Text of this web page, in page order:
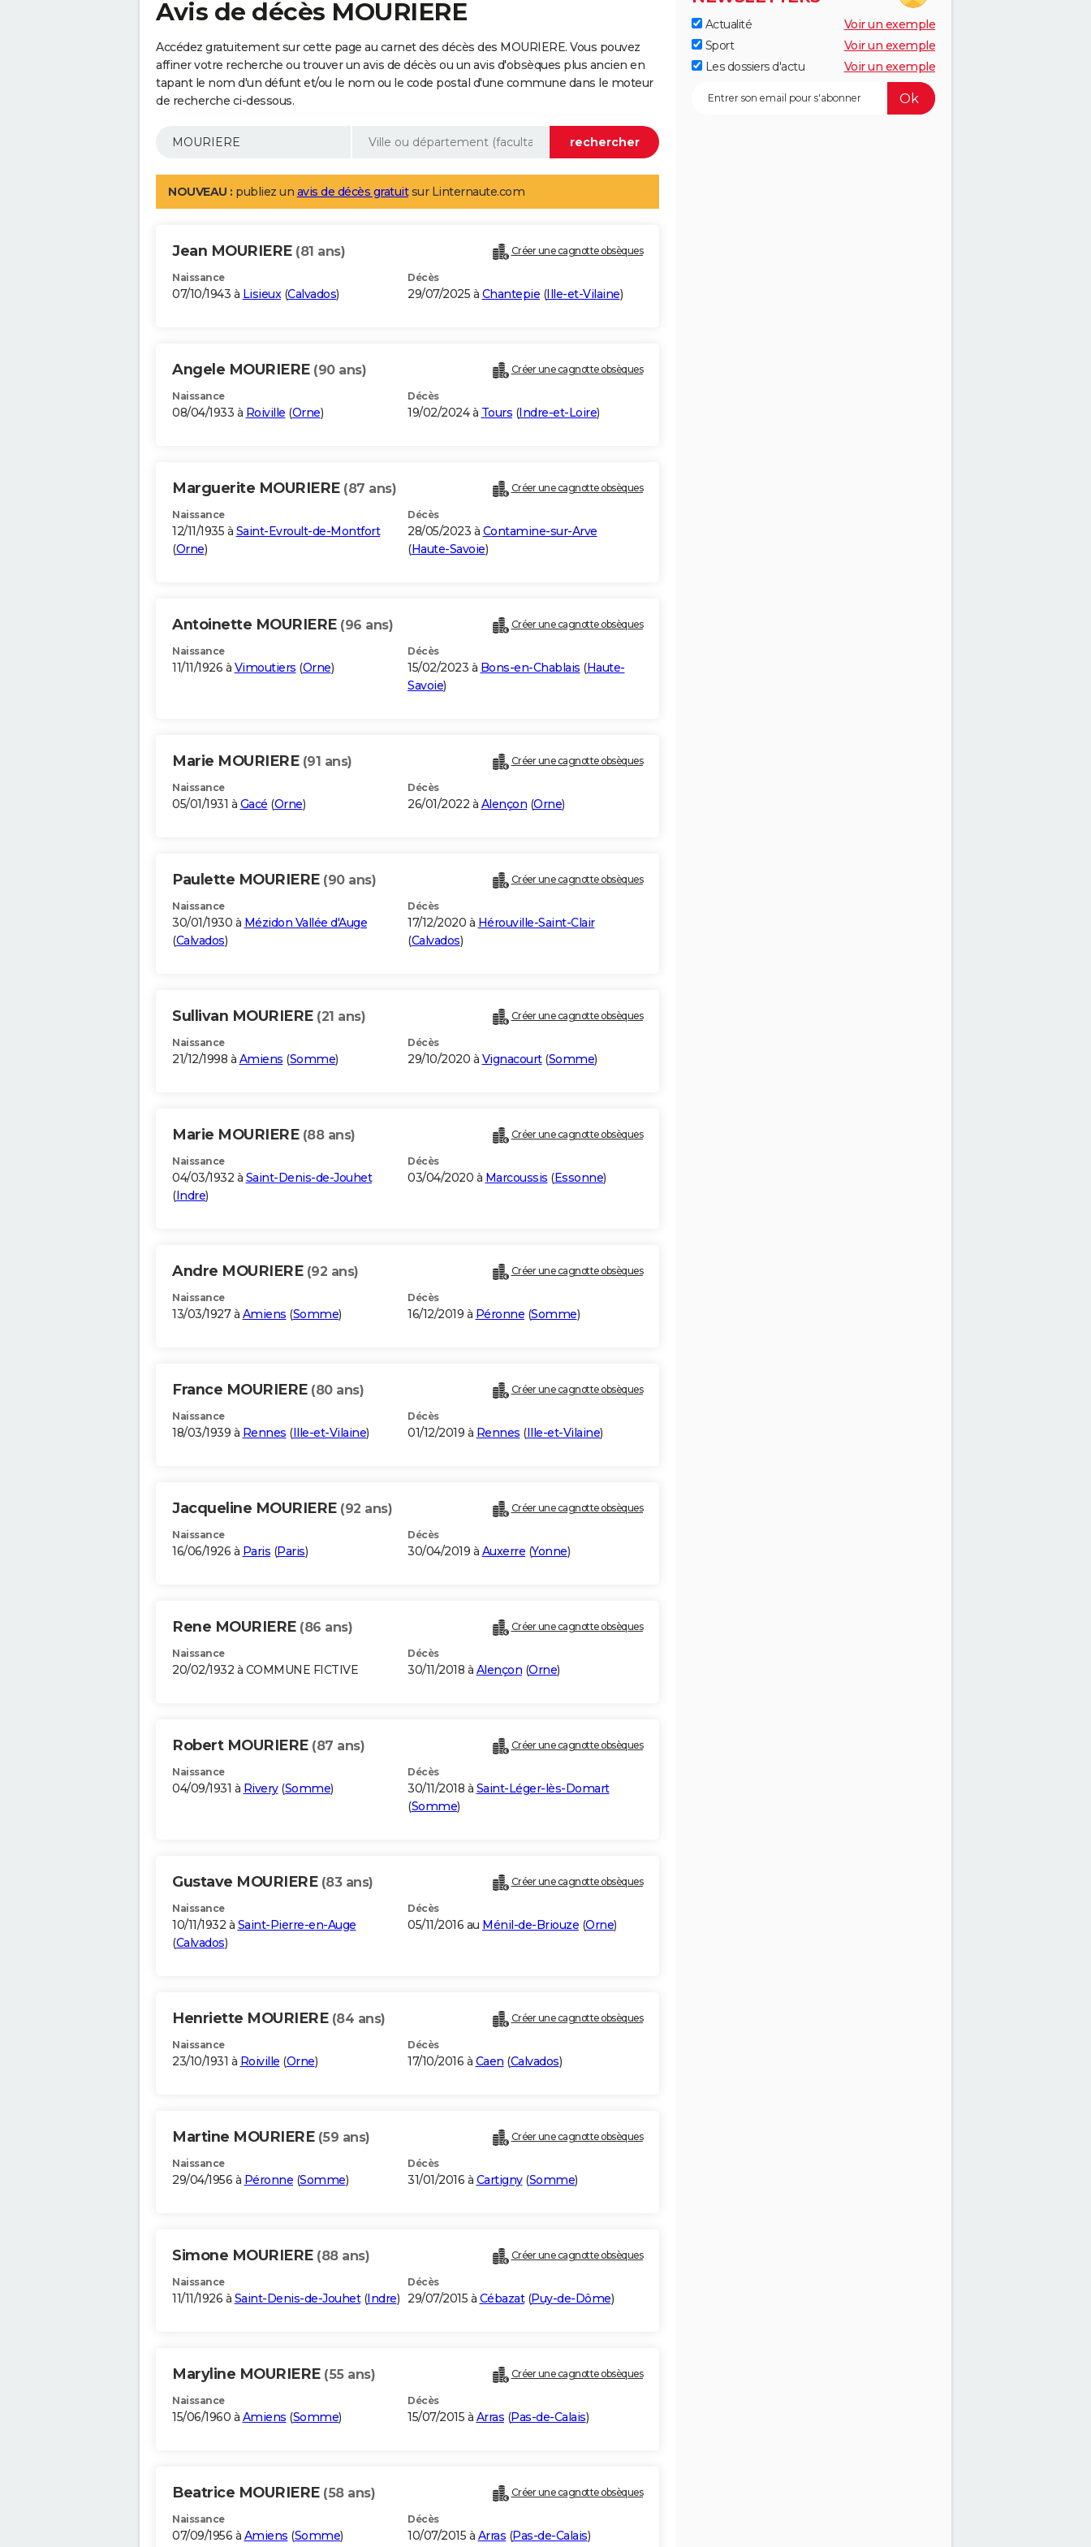
Avis de décès MOURIERE
Accédez gratuitement sur cette page au carnet des décès des MOURIERE. Vous pouvez
affiner votre recherche ou trouver un avis de décès ou un avis d'obsèques plus ancien en
tapant le nom d'un défunt et/ou le nom ou le code postal d'une commune dans le moteur
de recherche ci-dessous.
NOUVEAU : publiez un avis de décès gratuitsur Linternaute.com
Jean MOURIERE (81 ans) Créer une cagnotte obsèques
Naissance
07/10/1943 à Lisieux(Calvados)
Décès
29/07/2025 à Chantepie (Ille-et-Vilaine)
Angele MOURIERE (90 ans) Créer une cagnotte obsèques
Naissance
08/04/1933 à Roiville (Orne)
Décès
19/02/2024 à Tours (Indre-et-Loire)
Marguerite MOURIERE (87 ans) Créer une cagnotte obsèques
Naissance
12/11/1935 à Saint-Evroult-de-Montfort
(Orne)
Décès
28/05/2023 à Contamine-sur-Arve
(Haute-Savoie)
Antoinette MOURIERE (96 ans) Créer une cagnotte obsèques
Naissance
11/11/1926 à Vimoutiers (Orne)
Décès
15/02/2023 à Bons-en-Chablais (Haute-
Savoie)
Marie MOURIERE (91 ans) Créer une cagnotte obsèques
Naissance
05/01/1931 à Gacé (Orne)
Décès
26/01/2022 à Alençon (Orne)
Paulette MOURIERE (90 ans) Créer une cagnotte obsèques
Naissance
30/01/1930 à Mézidon Vallée d'Auge
(Calvados)
Décès
17/12/2020 à Hérouville-Saint-Clair
(Calvados)
Sullivan MOURIERE (21 ans) Créer une cagnotte obsèques
Naissance
21/12/1998 à Amiens (Somme)
Décès
29/10/2020 à Vignacourt(Somme)
Marie MOURIERE (88 ans) Créer une cagnotte obsèques
Naissance
04/03/1932 à Saint-Denis-de-Jouhet
(Indre)
Décès
03/04/2020 à Marcoussis (Essonne)
Andre MOURIERE (92 ans) Créer une cagnotte obsèques
Naissance
13/03/1927 à Amiens (Somme)
Décès
16/12/2019 à Péronne (Somme)
France MOURIERE (80 ans) Créer une cagnotte obsèques
Naissance
18/03/1939 à Rennes (Ille-et-Vilaine)
Décès
01/12/2019 à Rennes (Ille-et-Vilaine)
Jacqueline MOURIERE (92 ans) Créer une cagnotte obsèques
Naissance
16/06/1926 à Paris (Paris)
Décès
30/04/2019 à Auxerre (Yonne)
Rene MOURIERE (86 ans) Créer une cagnotte obsèques
Naissance
20/02/1932 à COMMUNE FICTIVE
Décès
30/11/2018 à Alençon (Orne)
Robert MOURIERE (87 ans) Créer une cagnotte obsèques
Naissance
04/09/1931 à Rivery(Somme)
Décès
30/11/2018 à Saint-Léger-lès-Domart
(Somme)
Gustave MOURIERE (83 ans) Créer une cagnotte obsèques
Naissance
10/11/1932 à Saint-Pierre-en-Auge
(Calvados)
Décès
05/11/2016 au Ménil-de-Briouze (Orne)
Henriette MOURIERE (84 ans) Créer une cagnotte obsèques
Naissance
23/10/1931 à Roiville (Orne)
Décès
17/10/2016 à Caen (Calvados)
Martine MOURIERE (59 ans) Créer une cagnotte obsèques
Naissance
29/04/1956 à Péronne (Somme)
Décès
31/01/2016 à Cartigny(Somme)
Simone MOURIERE (88 ans) Créer une cagnotte obsèques
Naissance
11/11/1926 à Saint-Denis-de-Jouhet(Indre)
Décès
29/07/2015 à Cébazat(Puy-de-Dôme)
Maryline MOURIERE (55 ans) Créer une cagnotte obsèques
Naissance
15/06/1960 à Amiens (Somme)
Décès
15/07/2015 à Arras (Pas-de-Calais)
Beatrice MOURIERE (58 ans) Créer une cagnotte obsèques
Naissance
07/09/1956 à Amiens (Somme)
Décès
10/07/2015 à Arras (Pas-de-Calais)
Actualité
Voir un exemple
Sport
Voir un exemple
Les dossiers d'actu
Voir un exemple